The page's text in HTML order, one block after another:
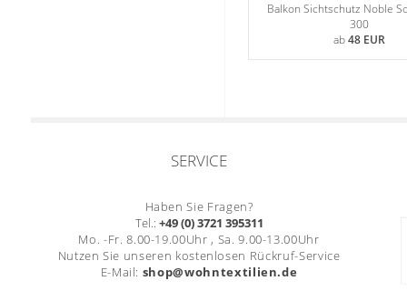
Balkon Sichtschutz Noble
300
ab48 EUR
SERVICE
Haben Sie Fragen?
Tel.: +49 (0) 3721 395311
Mo. -Fr. 8.00-19.00Uhr , Sa. 9.00-13.00Uhr
Nutzen Sie unseren kostenlosen Rückruf-Service
E-Mail: shop@wohntextilien.de